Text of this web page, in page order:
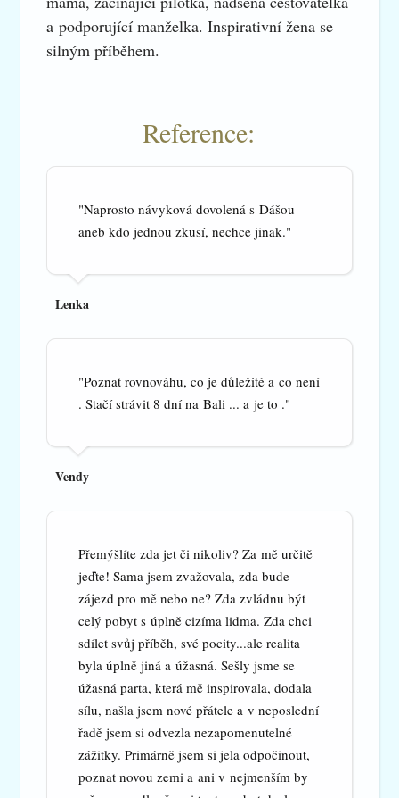
a podporující manželka. Inspirativní žena se
silným příběhem.
Reference:
"Naprosto návyková dovolená s Dášou
aneb kdo jednou zkusí, nechce jinak."
Lenka
"Poznat rovnováhu, co je důležité a co není
. Stačí strávit 8 dní na Bali ... a je to ."
Vendy
Přemýšlíte zda jet či nikoliv? Za mě určitě
jeďte! Sama jsem zvažovala, zda bude
zájezd pro mě nebo ne? Zda zvládnu být
celý pobyt s úplně cizíma lidma. Zda chci
sdílet svůj příběh, své pocity...ale realita
byla úplně jiná a úžasná. Sešly jsme se
úžasná parta, která mě inspirovala, dodala
sílu, našla jsem nové přátele a v neposlední
řadě jsem si odvezla nezapomenutelné
zážitky. Primárně jsem si jela odpočinout,
poznat novou zemi a ani v nejmenším by